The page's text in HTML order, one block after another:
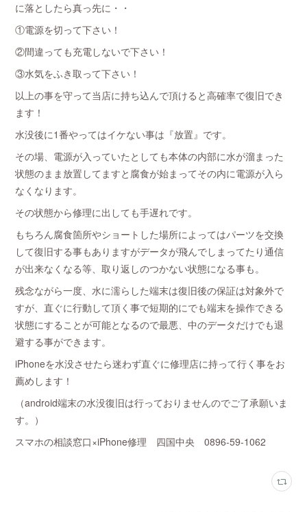
に落としたら真っ先に・・
①電源を切って下さい！
②間違っても充電しないで下さい！
③水気をふき取って下さい！
以上の事を守って当店に持ち込んで頂けると高確率で復旧でき
ます！
水没後に1番やってはイケない事は『放置』です。
その場、電源が入っていたとしても本体の内部に水が溜まった
状態のまま放置してますと腐食が始まってその内に電源が入ら
なくなります。
その状態から修理に出しても手遅れです。
もちろん腐食箇所やショートした場所によってはパーツを交換
して復旧する事もありますがデータが飛んでしまってたり通信
が出来なくなる等、取り返しのつかない状態になる事も。
残念ながら一度、水に濡らした端末は復旧後の保証は対象外で
すが、直ぐに行動して頂く事で短期的にでも端末を操作できる
状態にすることが可能となるので最悪、中のデータだけでも退
避する事ができます。
iPhoneを水没させたら迷わず直ぐに修理店に持って行く事をお
薦めします！
（android端末の水没復旧は行っておりませんのでご了承願いま
す。）
スマホの相談窓口×iPhone修理 四国中央 0896-59-1062